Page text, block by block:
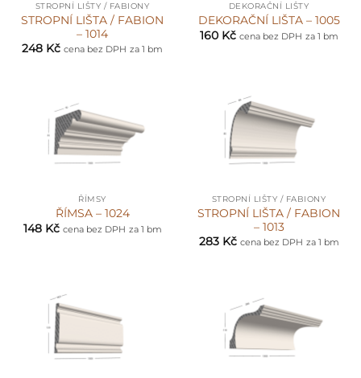
STROPNÍ LIŠTY / FABIONY
STROPNÍ LIŠTA / FABION
– 1014
248 Kč cena bez DPH za 1 bm
DEKORAČNÍ LIŠTY
DEKORAČNÍ LIŠTA – 1005
160 Kč cena bez DPH za 1 bm
ŘÍMSY
ŘÍMSA – 1024
148 Kč cena bez DPH za 1 bm
STROPNÍ LIŠTY / FABIONY
STROPNÍ LIŠTA / FABION
– 1013
283 Kč cena bez DPH za 1 bm